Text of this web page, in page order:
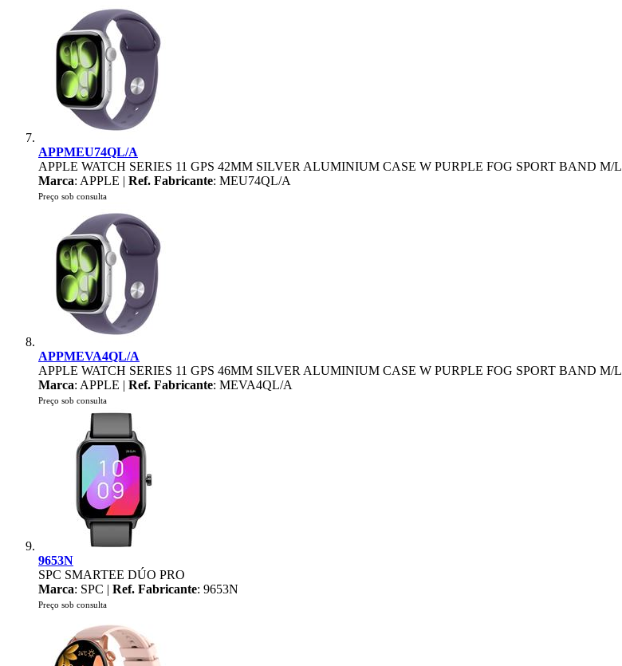
APPMEU74QL/A
APPLE WATCH SERIES 11 GPS 42MM SILVER ALUMINIUM CASE W PURPLE FOG SPORT BAND M/L
Marca: APPLE | Ref. Fabricante: MEU74QL/A
Preço sob consulta
APPMEVA4QL/A
APPLE WATCH SERIES 11 GPS 46MM SILVER ALUMINIUM CASE W PURPLE FOG SPORT BAND M/L
Marca: APPLE | Ref. Fabricante: MEVA4QL/A
Preço sob consulta
9653N
SPC SMARTEE DÚO PRO
Marca: SPC | Ref. Fabricante: 9653N
Preço sob consulta